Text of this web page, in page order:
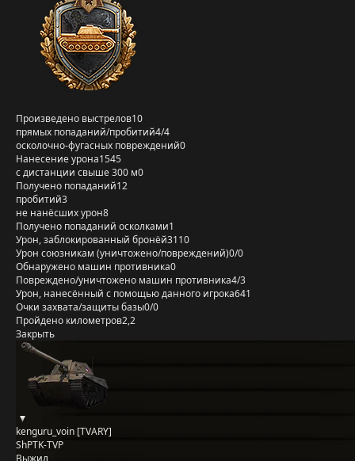
Произведено выстрелов10
прямых попаданий/пробитий4/4
осколочно-фугасных повреждений0
Нанесение урона1545
с дистанции свыше 300 м0
Получено попаданий12
пробитий3
не нанёсших урон8
Получено попаданий осколками1
Урон, заблокированный бронёй3110
Урон союзникам (уничтожено/повреждений)0/0
Обнаружено машин противника0
Повреждено/уничтожено машин противника4/3
Урон, нанесённый с помощью данного игрока641
Очки захвата/защиты базы0/0
Пройдено километров2,2
Закрыть
kenguru_voin [TVARY]
ShPTK-TVP
Выжил